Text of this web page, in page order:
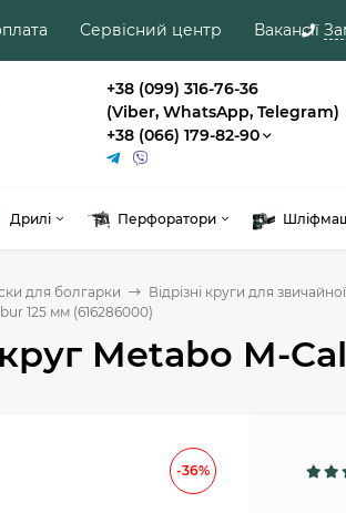
Сервісний центр Вакансії
+38 (099) 316-76-36
(Viber, WhatsApp, Telegram)
+38 (066) 179-82-90
Дрилі Перфоратори
для болгарки Відрізні круги для
125 мм (616286000)
Metabo M-
-36%